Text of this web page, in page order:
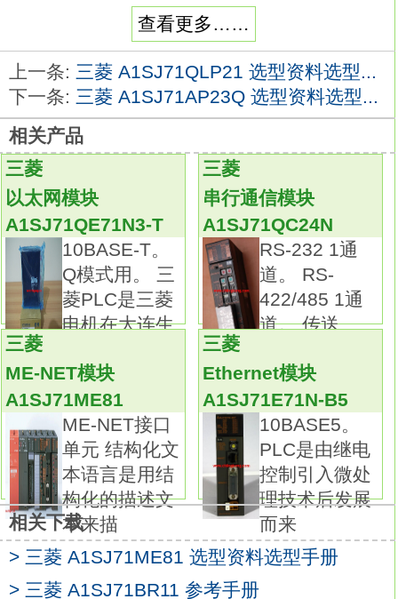
如果需要连接AnN型扩展基板则需要，
选用A1SC05NB（A1SC07NB）电缆。可选功
能的内存内存卡(A/FX兼容)。
1MB扩展内存。
适用型号：A985(-V)/975/970/A960GOT(-
B)/A956WGOT
输入，负极公共端。
输入点数：16点。
输入响应时间：1.5ms以下。
额定输入电压/电流：DC24V/5mA。
外部连接：3线式。
传感器连接器型(E-CON型)。
采用业界标准E-CON型。
通过传感器连接器简单配线。
安装模块时可选择采用DIN导轨或用螺钉安
装。
可进行3线式传感器输入。CC-Link（远程设备
站）。
双绞线。导轨安装用适配器。单元连接CPU单
元用。输出类型：晶体管漏型。
输出点数：16点。
负载电压：DC24。
负载电流：2A。
连接方式：端子排。
查看更多……
上一条: 三菱 A1SJ71QLP21 选型资料选型...
下一条: 三菱 A1SJ71AP23Q 选型资料选型...
相关产品
三菱
以太网模块
A1SJ71QE71N3-T
10BASE-T。
Q模式用。 三
菱PLC是三菱
电机在大连生
三菱
串行通信模块
A1SJ71QC24N
RS-232 1通
道。 RS-
422/485 1通
道。 传送
三菱
ME-NET模块
A1SJ71ME81
ME-NET接口
单元 结构化文
本语言是用结
构化的描述文
本来描
三菱
Ethernet模块
A1SJ71E71N-B5
10BASE5。
PLC是由继电
控制引入微处
理技术后发展
而来
相关下载
> 三菱 A1SJ71ME81 选型资料选型手册
> 三菱 A1SJ71BR11 参考手册